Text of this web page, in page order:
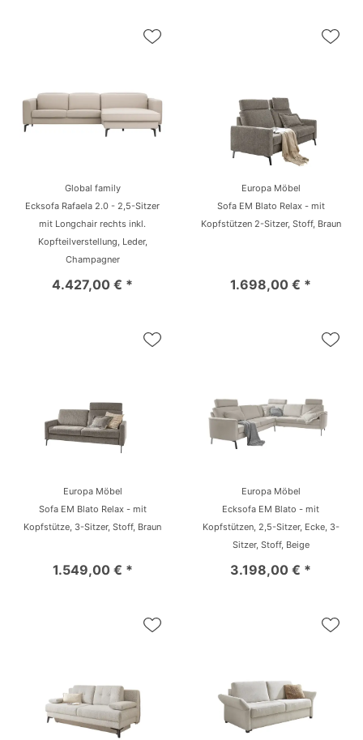
Global family
Ecksofa Rafaela 2.0 - 2,5-Sitzer
mit Longchair rechts inkl.
Kopfteilverstellung, Leder,
Champagner
4.427,00 € *
Europa Möbel
Sofa EM Blato Relax - mit
Kopfstützen 2-Sitzer, Stoff, Braun
1.698,00 € *
Europa Möbel
Sofa EM Blato Relax - mit
Kopfstütze, 3-Sitzer, Stoff, Braun
1.549,00 € *
Europa Möbel
Ecksofa EM Blato - mit
Kopfstützen, 2,5-Sitzer, Ecke, 3-
Sitzer, Stoff, Beige
3.198,00 € *